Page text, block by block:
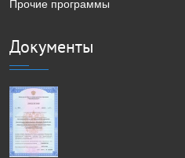
Прочие программы
Документы